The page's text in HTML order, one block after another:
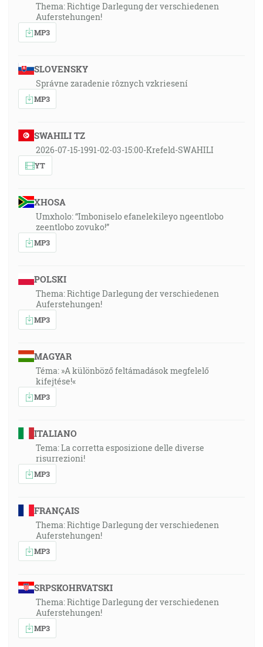
Thema: Richtige Darlegung der verschiedenen
Auferstehungen!
MP3
SLOVENSKY
Správne zaradenie rôznych vzkriesení
MP3
SWAHILI TZ
2026-07-15-1991-02-03-15:00-Krefeld-SWAHILI
YT
XHOSA
Umxholo: “Imboniselo efanelekileyo ngeentlobo
zeentlobo zovuko!”
MP3
POLSKI
Thema: Richtige Darlegung der verschiedenen
Auferstehungen!
MP3
MAGYAR
Téma: »A különböző feltámadások megfelelő
kifejtése!«
MP3
ITALIANO
Tema: La corretta esposizione delle diverse
risurrezioni!
MP3
FRANÇAIS
Thema: Richtige Darlegung der verschiedenen
Auferstehungen!
MP3
SRPSKOHRVATSKI
Thema: Richtige Darlegung der verschiedenen
Auferstehungen!
MP3